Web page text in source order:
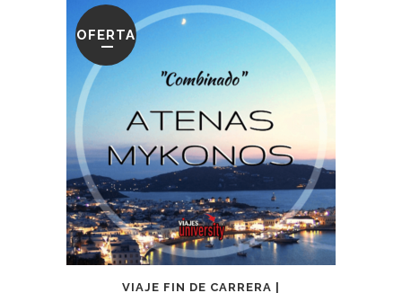
original
es:
749,00€.
OFERTA
VIAJE FIN DE CARRERA |